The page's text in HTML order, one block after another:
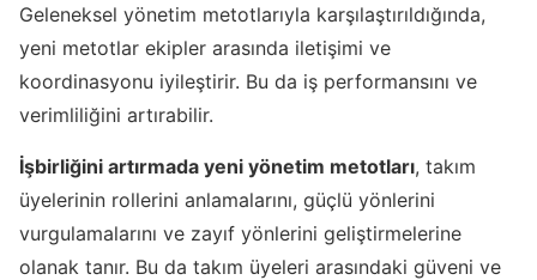
Geleneksel yönetim metotlarıyla karşılaştırıldığında,
yeni metotlar ekipler arasında iletişimi ve
koordinasyonu iyileştirir. Bu da iş performansını ve
verimliliğini artırabilir.
İşbirliğini artırmada yeni yönetim metotları, takım
üyelerinin rollerini anlamalarını, güçlü yönlerini
vurgulamalarını ve zayıf yönlerini geliştirmelerine
olanak tanır. Bu da takım üyeleri arasındaki güveni ve